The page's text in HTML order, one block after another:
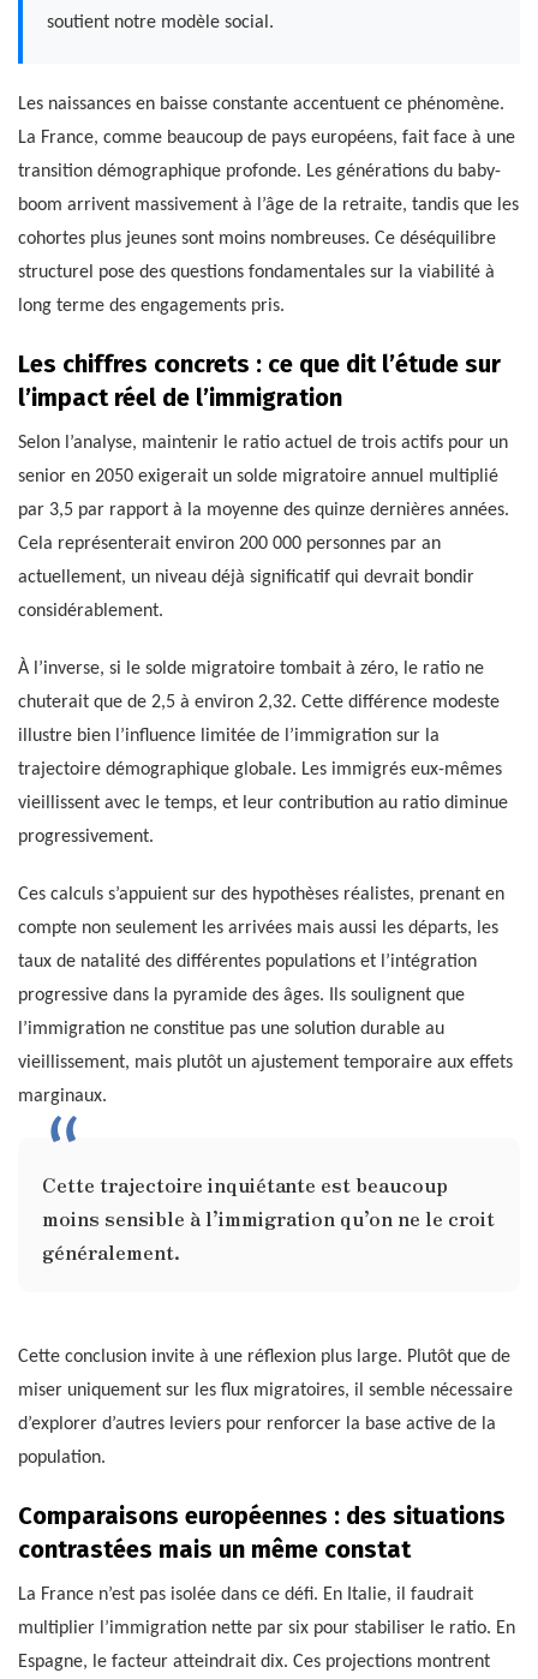
soutient notre modèle social.
Les naissances en baisse constante accentuent ce phénomène.
La France, comme beaucoup de pays européens, fait face à une
transition démographique profonde. Les générations du baby-
boom arrivent massivement à l’âge de la retraite, tandis que les
cohortes plus jeunes sont moins nombreuses. Ce déséquilibre
structurel pose des questions fondamentales sur la viabilité à
long terme des engagements pris.
Les chiffres concrets : ce que dit l’étude sur
l’impact réel de l’immigration
Selon l’analyse, maintenir le ratio actuel de trois actifs pour un
senior en 2050 exigerait un solde migratoire annuel multiplié
par 3,5 par rapport à la moyenne des quinze dernières années.
Cela représenterait environ 200 000 personnes par an
actuellement, un niveau déjà significatif qui devrait bondir
considérablement.
À l’inverse, si le solde migratoire tombait à zéro, le ratio ne
chuterait que de 2,5 à environ 2,32. Cette différence modeste
illustre bien l’influence limitée de l’immigration sur la
trajectoire démographique globale. Les immigrés eux-mêmes
vieillissent avec le temps, et leur contribution au ratio diminue
progressivement.
Ces calculs s’appuient sur des hypothèses réalistes, prenant en
compte non seulement les arrivées mais aussi les départs, les
taux de natalité des différentes populations et l’intégration
progressive dans la pyramide des âges. Ils soulignent que
l’immigration ne constitue pas une solution durable au
vieillissement, mais plutôt un ajustement temporaire aux effets
marginaux.
Cette trajectoire inquiétante est beaucoup
moins sensible à l’immigration qu’on ne le croit
généralement.
Cette conclusion invite à une réflexion plus large. Plutôt que de
miser uniquement sur les flux migratoires, il semble nécessaire
d’explorer d’autres leviers pour renforcer la base active de la
population.
Comparaisons européennes : des situations
contrastées mais un même constat
La France n’est pas isolée dans ce défi. En Italie, il faudrait
multiplier l’immigration nette par six pour stabiliser le ratio. En
Espagne, le facteur atteindrait dix. Ces projections montrent